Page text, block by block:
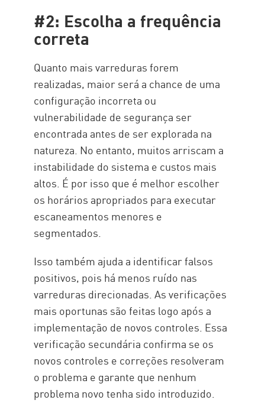
#2: Escolha a frequência
correta
Quanto mais varreduras forem
realizadas, maior será a chance de uma
configuração incorreta ou
vulnerabilidade de segurança ser
encontrada antes de ser explorada na
natureza. No entanto, muitos arriscam a
instabilidade do sistema e custos mais
altos. É por isso que é melhor escolher
os horários apropriados para executar
escaneamentos menores e
segmentados.
Isso também ajuda a identificar falsos
positivos, pois há menos ruído nas
varreduras direcionadas. As verificações
mais oportunas são feitas logo após a
implementação de novos controles. Essa
verificação secundária confirma se os
novos controles e correções resolveram
o problema e garante que nenhum
problema novo tenha sido introduzido.